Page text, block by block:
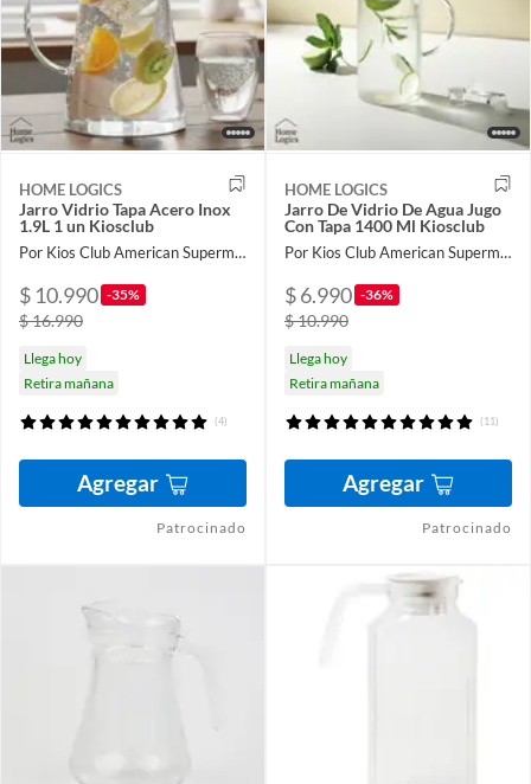
HOME LOGICS
Jarro Vidrio Tapa Acero Inox
1.9L 1 un Kiosclub
Por Kios Club American Supermarket
$ 10.990 -35%
$ 16.990
Llega hoy
Retira mañana
(4)
Agregar
Patrocinado
HOME LOGICS
Jarro De Vidrio De Agua Jugo
Con Tapa 1400 Ml Kiosclub
Por Kios Club American Supermarket
$ 6.990 -36%
$ 10.990
Llega hoy
Retira mañana
(11)
Agregar
Patrocinado